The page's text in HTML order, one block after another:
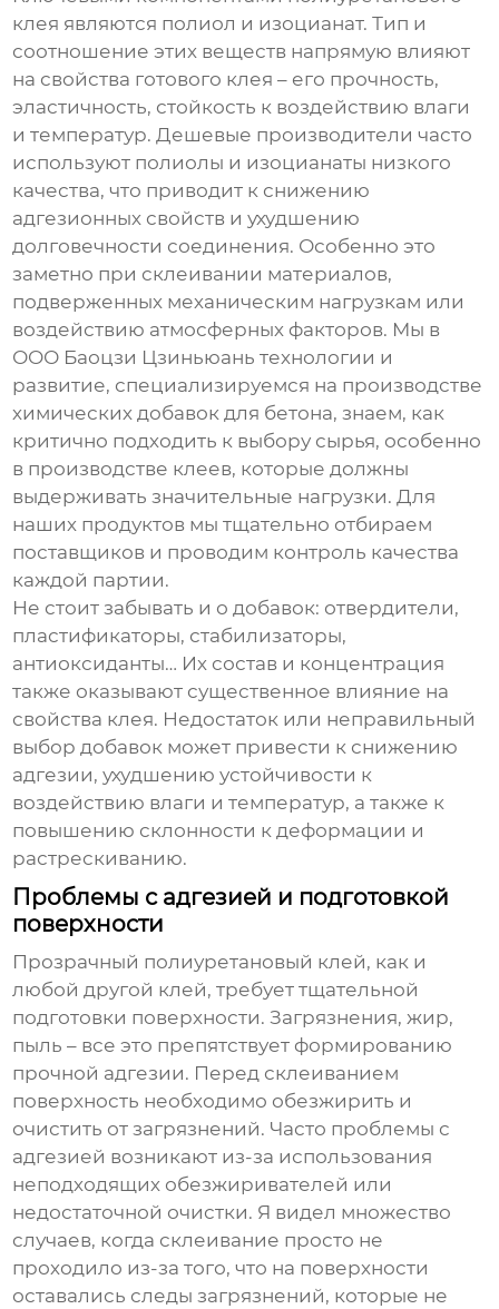
клея являются полиол и изоцианат. Тип и
соотношение этих веществ напрямую влияют
на свойства готового клея – его прочность,
эластичность, стойкость к воздействию влаги
и температур. Дешевые производители часто
используют полиолы и изоцианаты низкого
качества, что приводит к снижению
адгезионных свойств и ухудшению
долговечности соединения. Особенно это
заметно при склеивании материалов,
подверженных механическим нагрузкам или
воздействию атмосферных факторов. Мы в
ООО Баоцзи Цзиньюань технологии и
развитие, специализируемся на производстве
химических добавок для бетона, знаем, как
критично подходить к выбору сырья, особенно
в производстве клеев, которые должны
выдерживать значительные нагрузки. Для
наших продуктов мы тщательно отбираем
поставщиков и проводим контроль качества
каждой партии.
Не стоит забывать и о добавок: отвердители,
пластификаторы, стабилизаторы,
антиоксиданты… Их состав и концентрация
также оказывают существенное влияние на
свойства клея. Недостаток или неправильный
выбор добавок может привести к снижению
адгезии, ухудшению устойчивости к
воздействию влаги и температур, а также к
повышению склонности к деформации и
растрескиванию.
Проблемы с адгезией и подготовкой
поверхности
Прозрачный полиуретановый клей, как и
любой другой клей, требует тщательной
подготовки поверхности. Загрязнения, жир,
пыль – все это препятствует формированию
прочной адгезии. Перед склеиванием
поверхность необходимо обезжирить и
очистить от загрязнений. Часто проблемы с
адгезией возникают из-за использования
неподходящих обезжиривателей или
недостаточной очистки. Я видел множество
случаев, когда склеивание просто не
проходило из-за того, что на поверхности
оставались следы загрязнений, которые не